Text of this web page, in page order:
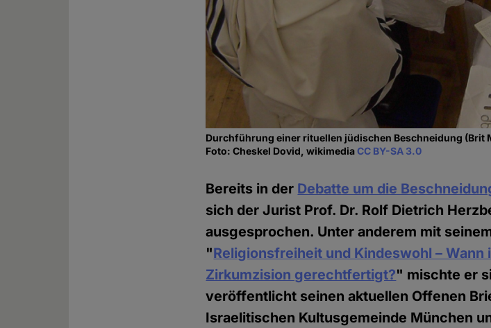
Durchführung einer rituellen jüdischen Beschneidung (Brit
Foto: Cheskel Dovid, wikimediaCC BY-SA 3.0
Bereits in der Debatte um die
sich der Jurist Prof. Dr. Rolf Dietrich
ausgesprochen. Unter anderem mit
"Religionsfreiheit und Kindeswohl –
Zirkumzision gerechtfertigt?" mischte er
veröffentlicht seinen aktuellen Offenen
Israelitischen Kultusgemeinde München